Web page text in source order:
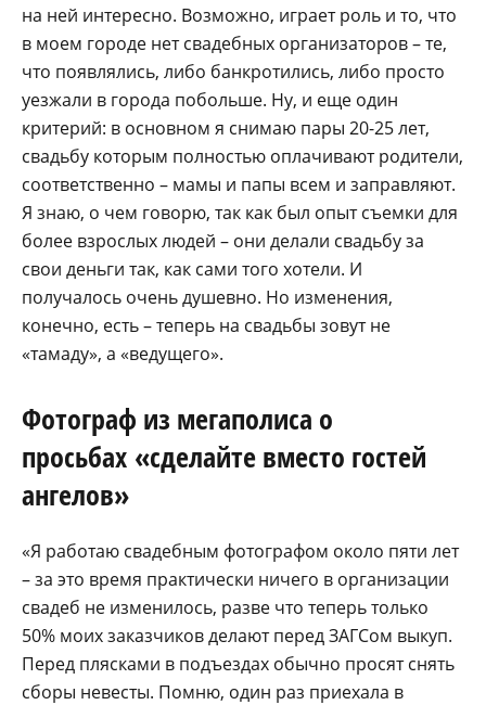
на ней интересно. Возможно, играет роль и то, что
в моем городе нет свадебных организаторов – те,
что появлялись, либо банкротились, либо просто
уезжали в города побольше. Ну, и еще один
критерий: в основном я снимаю пары 20-25 лет,
свадьбу которым полностью оплачивают родители,
соответственно – мамы и папы всем и заправляют.
Я знаю, о чем говорю, так как был опыт съемки для
более взрослых людей – они делали свадьбу за
свои деньги так, как сами того хотели. И
получалось очень душевно. Но изменения,
конечно, есть – теперь на свадьбы зовут не
«тамаду», а «ведущего».
Фотограф из мегаполиса о
просьбах «сделайте вместо гостей
ангелов»
«Я работаю свадебным фотографом около пяти лет
– за это время практически ничего в организации
свадеб не изменилось, разве что теперь только
50% моих заказчиков делают перед ЗАГСом выкуп.
Перед плясками в подъездах обычно просят снять
сборы невесты. Помню, один раз приехала в